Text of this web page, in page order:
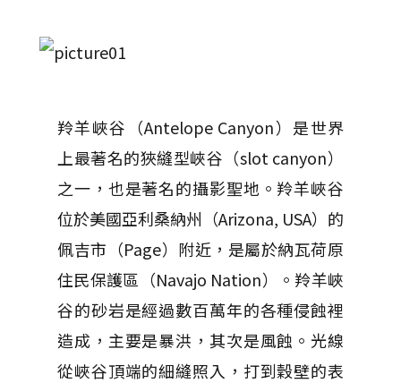
羚羊峽谷（Antelope Canyon）是世界
上最著名的狹縫型峽谷（slot canyon）
之一，也是著名的攝影聖地。羚羊峽谷
位於美國亞利桑納州（Arizona, USA）的
佩吉市（Page）附近，是屬於納瓦荷原
住民保護區（Navajo Nation）。羚羊峽
谷的砂岩是經過數百萬年的各種侵蝕裡
造成，主要是暴洪，其次是風蝕。光線
從峽谷頂端的細縫照入，打到穀壁的表